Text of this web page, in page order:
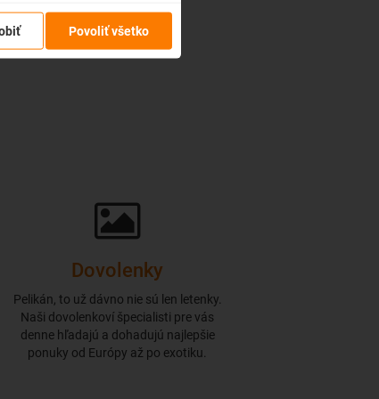
Dovolenky
Pelikán, to už dávno nie sú len letenky.
Naši dovolenkoví špecialisti pre vás
denne hľadajú a dohadujú najlepšie
ponuky od Európy až po exotiku.
Povoliť všetko